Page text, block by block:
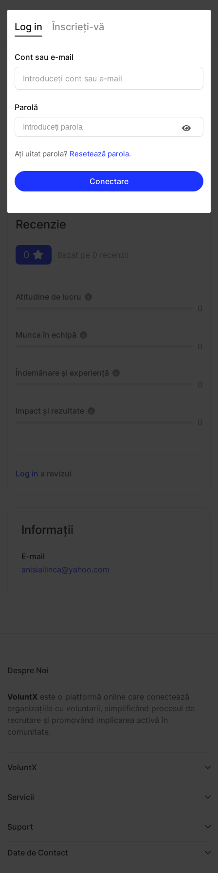
Anisia Mihalcea
Urmăriți Salvați în PDF
Invitați Mesaj
Recenzie
0
Atitudine de lucru
Munca în echipă
Îndemânare și experiență
Impact și rezultate
Log in a revizui
Informaţii
E-mail
anisiailinca@yahoo.com
Despre Noi
VoluntX este o platformă online care conectează
organizațiile cu voluntarii, simplificând procesul de
recrutare și promovând implicarea activă în
comunitate.
VoluntX
Servicii
Suport
Date de Contact
Log in Înscrieți-vă
Cont sau e-mail
Parolă
Ați uitat parola? Resetează parola.
Conectare